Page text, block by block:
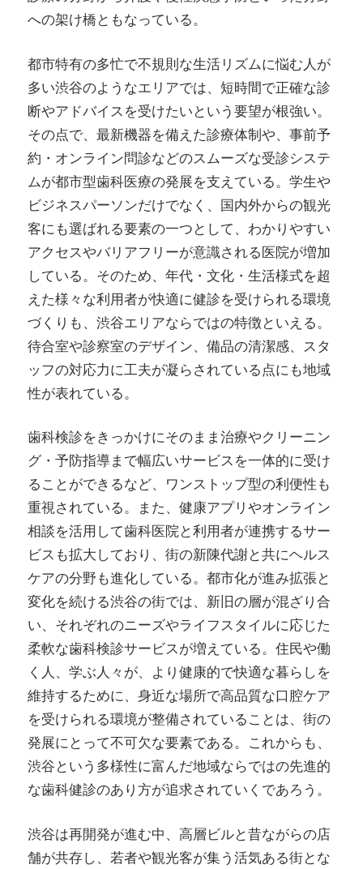
への架け橋ともなっている。
都市特有の多忙で不規則な生活リズムに悩む人が
多い渋谷のようなエリアでは、短時間で正確な診
断やアドバイスを受けたいという要望が根強い。
その点で、最新機器を備えた診療体制や、事前予
約・オンライン問診などのスムーズな受診システ
ムが都市型歯科医療の発展を支えている。学生や
ビジネスパーソンだけでなく、国内外からの観光
客にも選ばれる要素の一つとして、わかりやすい
アクセスやバリアフリーが意識される医院が増加
している。そのため、年代・文化・生活様式を超
えた様々な利用者が快適に健診を受けられる環境
づくりも、渋谷エリアならではの特徴といえる。
待合室や診察室のデザイン、備品の清潔感、スタ
ッフの対応力に工夫が凝らされている点にも地域
性が表れている。
歯科検診をきっかけにそのまま治療やクリーニン
グ・予防指導まで幅広いサービスを一体的に受け
ることができるなど、ワンストップ型の利便性も
重視されている。また、健康アプリやオンライン
相談を活用して歯科医院と利用者が連携するサー
ビスも拡大しており、街の新陳代謝と共にヘルス
ケアの分野も進化している。都市化が進み拡張と
変化を続ける渋谷の街では、新旧の層が混ざり合
い、それぞれのニーズやライフスタイルに応じた
柔軟な歯科検診サービスが増えている。住民や働
く人、学ぶ人々が、より健康的で快適な暮らしを
維持するために、身近な場所で高品質な口腔ケア
を受けられる環境が整備されていることは、街の
発展にとって不可欠な要素である。これからも、
渋谷という多様性に富んだ地域ならではの先進的
な歯科健診のあり方が追求されていくであろう。
渋谷は再開発が進む中、高層ビルと昔ながらの店
舗が共存し、若者や観光客が集う活気ある街とな